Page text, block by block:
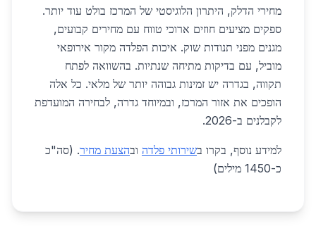
מחירי הדלק, היתרון הלוגיסטי של המרכז בולט עוד יותר.
ספקים מציעים חוזים ארוכי טווח עם מחירים קבועים,
מגנים מפני תנודות שוק. איכות הפלדה מקור אירופאי
מוביל, עם בדיקות מתיחה שנתיות. בהשוואה לפתח
תקווה, בגדרה יש זמינות גבוהה יותר של מלאי. כל אלה
הופכים את אזור המרכז, ובמיוחד גדרה, לבחירה המועדפת
לקבלנים ב-2026.
למידע נוסף, בקרו בשירותי פלדה ובהצעת מחיר. (סה"כ
כ-1450 מילים)